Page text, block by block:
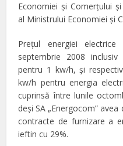
Economiei și Comerțului
al Ministrului Economiei și
Prețul energiei
septembrie 2008
pentru 1 kw/h, și
kw/h pentru energia
cuprinsă între lunile
deși SA „Energocom”
contracte de furnizare a
ieftin cu 29%.